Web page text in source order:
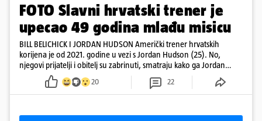
FOTO Slavni hrvatski trener je
upecao 49 godina mlađu misicu
BILL BELICHICK I JORDAN HUDSON Američki trener hrvatskih
korijena je od 2021. godine u vezi s Jordan Hudson (25). No,
njegovi prijatelji i obitelj su zabrinuti, smatraju kako ga Jordan
kontrolira
20 22